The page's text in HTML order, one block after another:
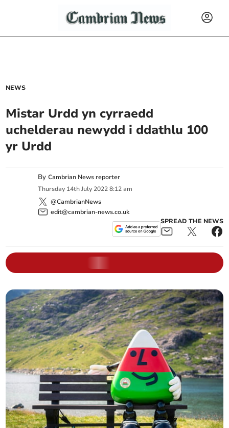
NEWS
Mistar Urdd yn cyrraedd
uchelderau newydd i ddathlu 100
yr Urdd
ByCambrian News reporter
Thursday 14th July 2022 8:12 am
@CambrianNews
edit@cambrian-news.co.uk
SPREAD THE NEWS